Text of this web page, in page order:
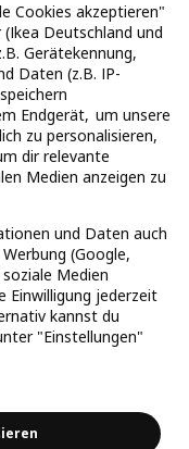
2-4, 65719 Hofheim-
Impressum
Cookies akzeptieren"
Deutschland und
Gerätekennung,
Daten (z.B. IP-
Endgerät, um unsere
zu personalisieren,
dir relevante
Medien anzeigen zu
und Daten auch
(Google,
Medien
Einwilligung jederzeit
kannst du
"Einstellungen"